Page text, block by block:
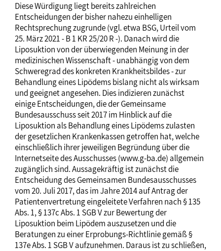
Diese Würdigung liegt bereits zahlreichen
Entscheidungen der bisher nahezu einhelligen
Rechtsprechung zugrunde (vgl. etwa BSG, Urteil vom
25. März 2021 - B 1 KR 25/20 R -). Danach wird die
Liposuktion von der überwiegenden Meinung in der
medizinischen Wissenschaft - unabhängig von dem
Schweregrad des konkreten Krankheitsbildes - zur
Behandlung eines Lipödems bislang nicht als wirksam
und geeignet angesehen. Dies indizieren zunächst
einige Entscheidungen, die der Gemeinsame
Bundesausschuss seit 2017 im Hinblick auf die
Liposuktion als Behandlung eines Lipödems zulasten
der gesetzlichen Krankenkassen getroffen hat, welche
einschließlich ihrer jeweiligen Begründung über die
Internetseite des Ausschusses (www.g-ba.de) allgemein
zugänglich sind. Aussagekräftig ist zunächst die
Entscheidung des Gemeinsamen Bundesausschusses
vom 20. Juli 2017, das im Jahre 2014 auf Antrag der
Patientenvertretung eingeleitete Verfahren nach § 135
Abs. 1, § 137c Abs. 1 SGB V zur Bewertung der
Liposuktion beim Lipödem auszusetzen und die
Beratungen zu einer Erprobungs-Richtlinie gemäß §
137e Abs. 1 SGB V aufzunehmen. Daraus ist zu schließen,